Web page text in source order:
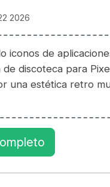
2026
iconos de
discoteca para
una estética retro